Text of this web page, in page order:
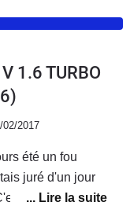
1.6 TURBO
02/2017
été un fou
juré d'un jour
chose faite